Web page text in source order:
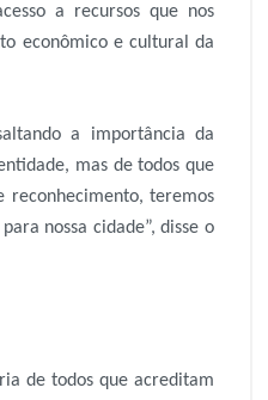
a recursos que nos
econômico e cultural da
a importância da
mas de todos que
reconhecimento, teremos
nossa cidade”, disse o
de todos que acreditam